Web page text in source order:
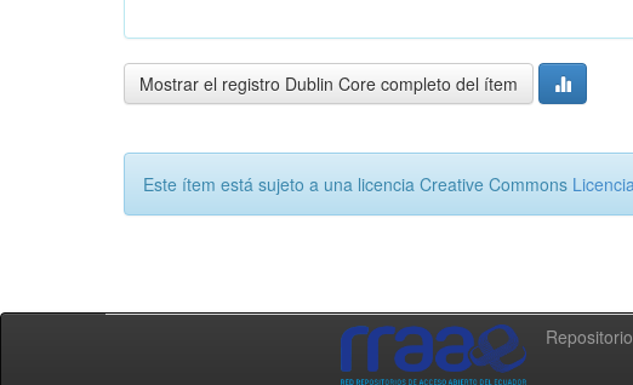
Mostrar el registro Dublin Core completo del ítem
Este ítem está sujeto a una licencia Creative Commons